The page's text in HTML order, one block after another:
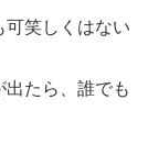
可笑しくはない
たら、誰でも